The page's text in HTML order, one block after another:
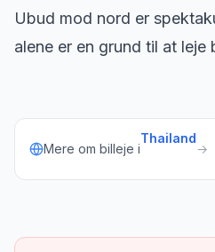
Ubud mod nord er
alene er en grund til at leje
Mere om billeje i
Thailand
→